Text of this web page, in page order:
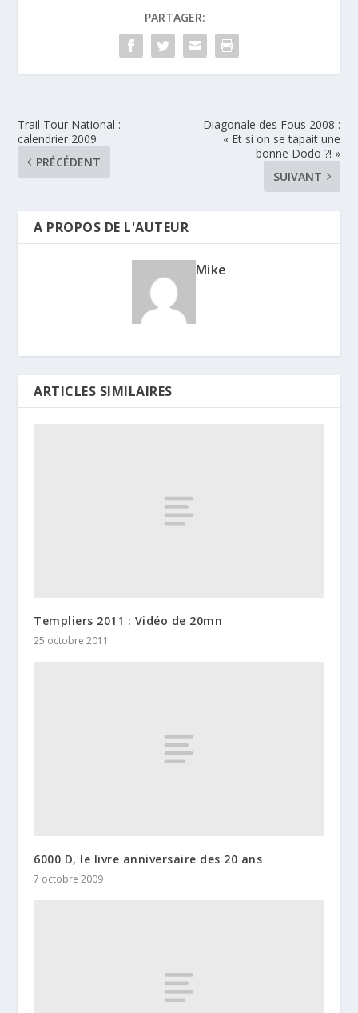
PARTAGER:
Trail Tour National :
calendrier 2009
PRÉCÉDENT
Diagonale des Fous 2008 :
« Et si on se tapait une
bonne Dodo ?! »
SUIVANT
A PROPOS DE L'AUTEUR
Mike
ARTICLES SIMILAIRES
Templiers 2011 : Vidéo de 20mn
25 octobre 2011
6000 D, le livre anniversaire des 20 ans
7 octobre 2009